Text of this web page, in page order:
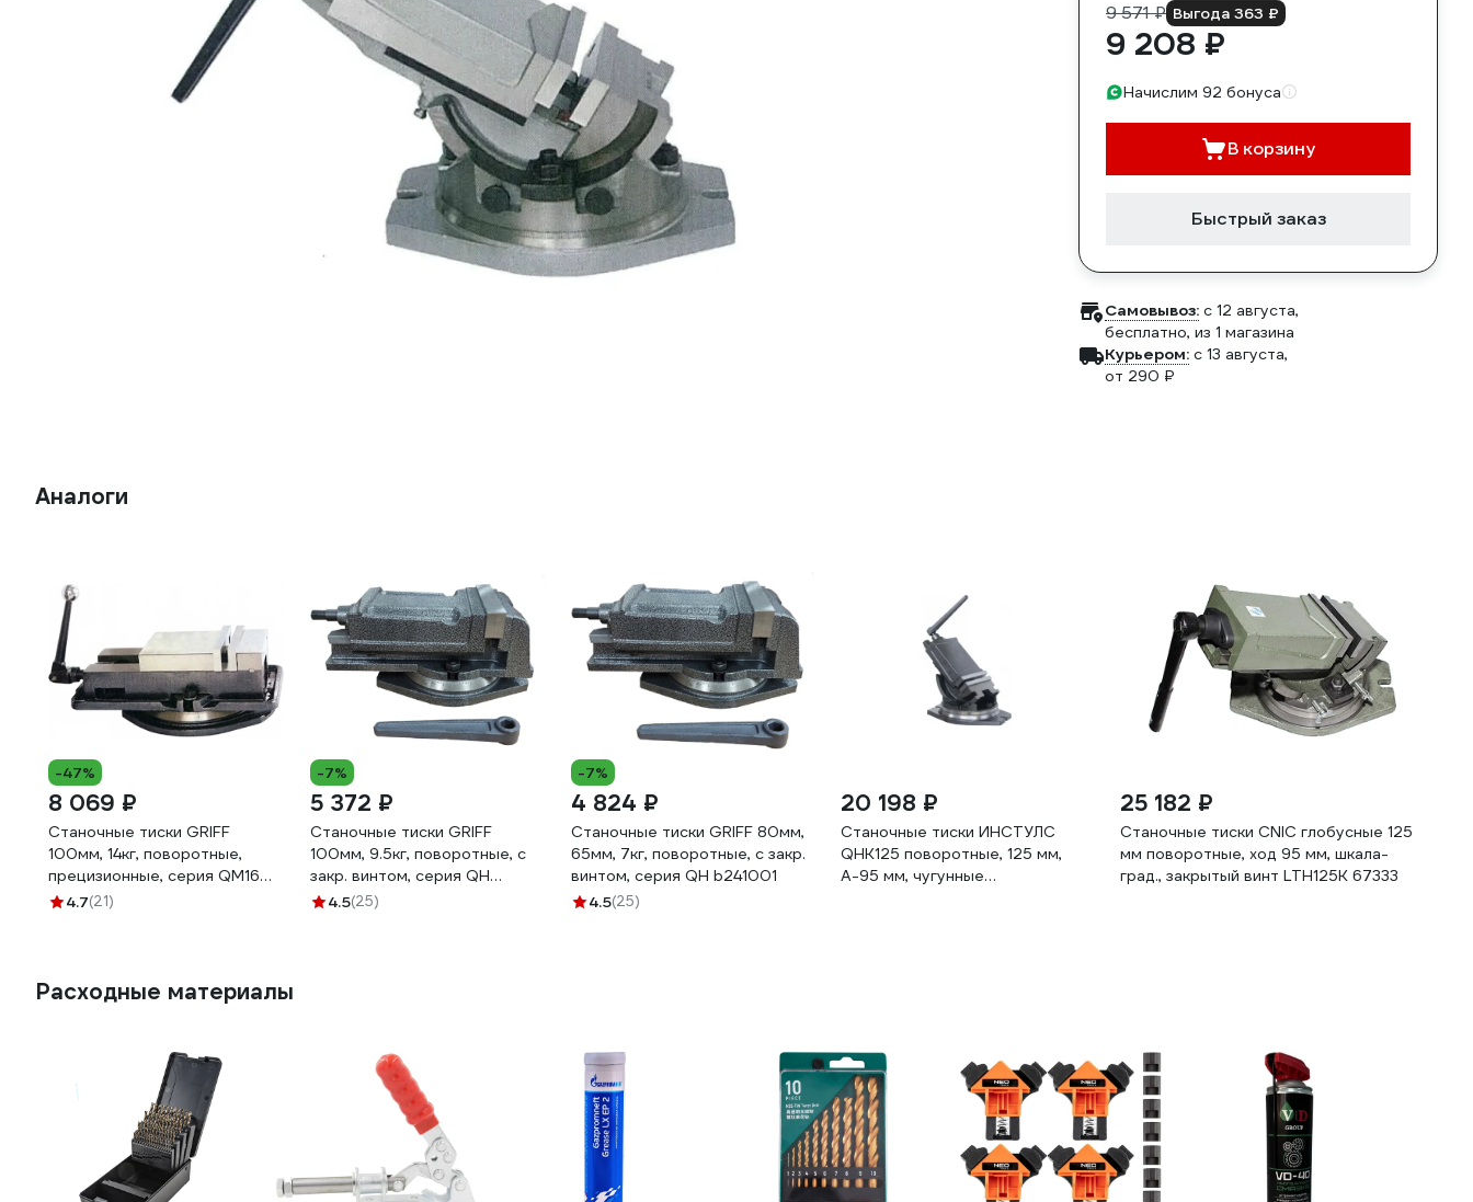
9 571 ₽ Выгода 363 ₽
9 208 ₽
Начислим 92 бонуса
В корзину
Быстрый заказ
Самовывоз: c 12 августа,
бесплатно, из 1 магазина
Курьером: c 13 августа,
от 290 ₽
Аналоги
-47%
8 069 ₽
Станочные тиски GRIFF
100мм, 14кг, поворотные,
прецизионные, серия QM16
b241301
4.7(21)
-7%
5 372 ₽
Станочные тиски GRIFF
100мм, 9.5кг, поворотные, с
закр. винтом, серия QH
b241002
4.5(25)
-7%
4 824 ₽
Станочные тиски GRIFF 80мм,
65мм, 7кг, поворотные, с закр.
винтом, серия QH b241001
4.5(25)
20 198 ₽
Станочные тиски ИНСТУЛС
QHK125 поворотные, 125 мм,
А-95 мм, чугунные
25 182 ₽
Станочные тиски CNIC глобусные 125
мм поворотные, ход 95 мм, шкала-
град., закрытый винт LTH125K 67333
Расходные материалы